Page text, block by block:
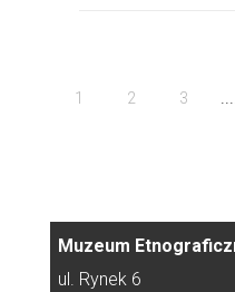
1 2 3
Muzeum
ul. Rynek 6